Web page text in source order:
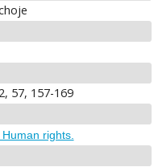
57, 157-169
rights.